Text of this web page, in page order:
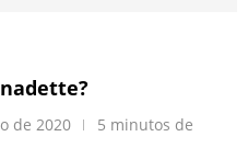
de 2020
5 minutos de